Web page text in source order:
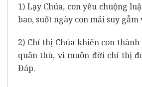
1) Lạy Chúa, con yêu chuộng
bao, suốt ngày con mải suy gẫm
2) Chỉ thị Chúa khiến con
quân thù, vì muôn đời chỉ thị
Đáp.